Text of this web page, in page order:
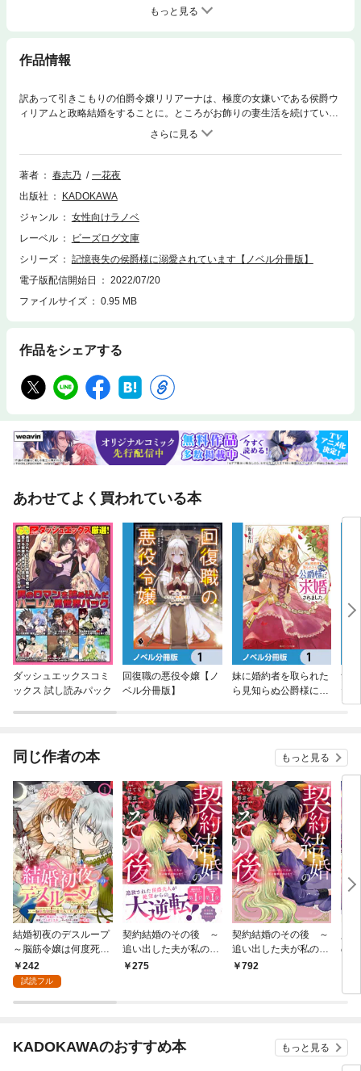
もっと見る
作品情報
訳あって引きこもりの伯爵令嬢リリアーナは、極度の女嫌いである侯爵ウ
ィリアムと政略結婚をすることに。ところがお飾りの妻生活を続けていた
ある日、旦那様が記憶喪失になり、一目惚れされてしまい!?「……わたし
のつま、せかいいち、かわいい」「だ、旦那様、どうなさいました？」
甘々で過保護になった旦那様とやり直す、夫婦の馴れ初め(ラブストーリ
ー)！ 分冊版第32弾。※本作品は単行本を分割したもので、本編内容は同
著者 春志乃
一花夜
出版社
KADOKAWA
ジャンル
女性向けラノベ
レーベル
ビーズログ文庫
シリーズ
記憶喪失の侯爵様に溺愛されています【ノベル分冊版】
電子版配信開始日
2022/07/20
ファイルサイズ
0.95 MB
作品をシェアする
あわせてよく買われている本
ダッシュエックスコミ
ックス 試し読みパック
回復職の悪役令嬢【ノ
ベル分冊版】
妹に婚約者を取られた
ら見知らぬ公爵様に求
無
た
同じ作者の本 もっと見る
結婚初夜のデスループ
～脳筋令嬢は何度死ん
でもめげません～【分
冊版】 1
242
試読フル
契約結婚のその後 ～
追い出した夫が私の価
値を知るまで～ 分冊
275
契約結婚のその後 ～
追い出した夫が私の価
値を知るまで～（１）
792
の
KADOKAWAのおすすめ本 もっと見る